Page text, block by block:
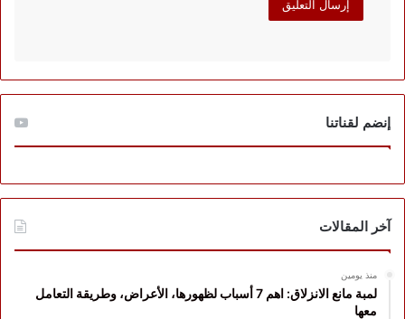
إنضم لقناتنا
آخر المقالات
منذ يومين
لمبة مانع الانزلاق: اهم 7 أسباب لظهورها، الأعراض، وطريقة التعامل
معها